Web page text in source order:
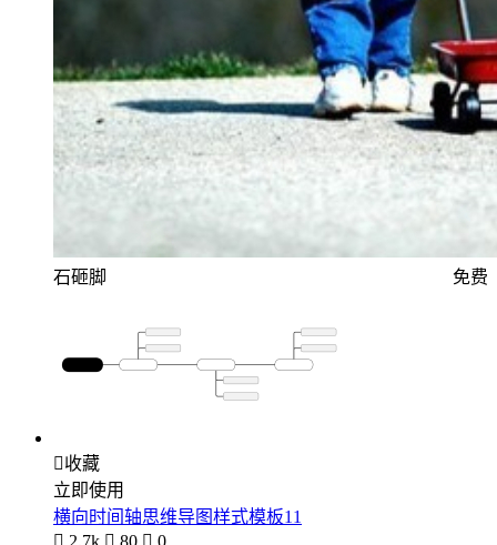
石砸脚 免费
收藏
立即使用
横向时间轴思维导图样式模板11
 2.7k  80  0